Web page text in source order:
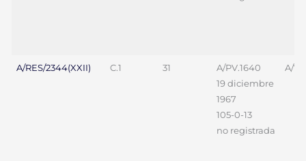
A/RES/2344(XXII) C.1 31
A/PV.1640
19 diciembre
1967
105-0-13
no registrada
A/